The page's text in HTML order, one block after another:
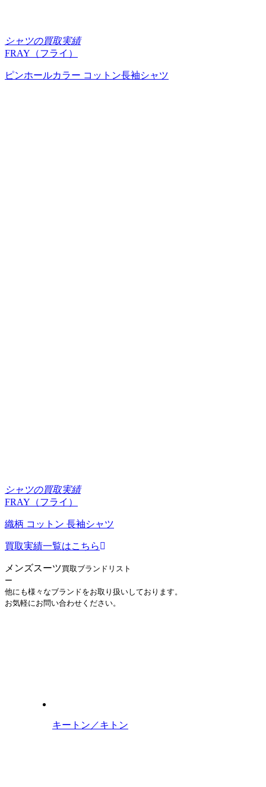
シャツの買取実績
FRAY（フライ）
ピンホールカラー コットン長袖シャツ
シャツの買取実績
FRAY（フライ）
織柄 コットン 長袖シャツ
買取実績一覧はこちら
メンズスーツ買取ブランドリスト
ー
他にも様々なブランドをお取り扱いしております。
お気軽にお問い合わせください。
キートン／キトン